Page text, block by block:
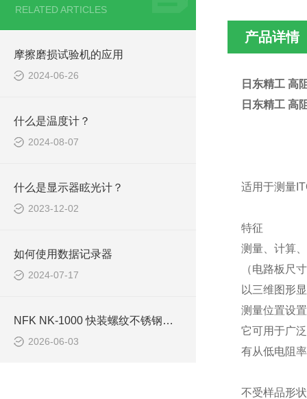
RELATED ARTICLES
摩擦磨损试验机的应用
2024-06-26
什么是温度计？
2024-08-07
什么是显示器眩光计？
2023-12-02
如何使用数据记录器
2024-07-17
NFK NK-1000 快装螺纹不锈钢软管结构与工况适配技术解析
2026-06-03
产品详情
日东精工 高
日东精工 高
适用于测量
特征
测量、计算
（电路板尺
以三维图形
测量位置设
它可用于广
有从低电阻
不受样品形